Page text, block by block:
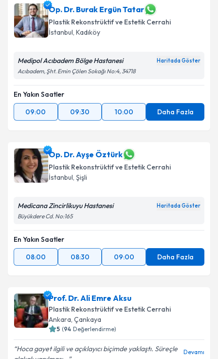
Op. Dr. Burak Ergün Tatar
Plastik Rekonstrüktif ve Estetik Cerrahi
İstanbul, Kadıköy
Medipol Acıbadem Bölge Hastanesi Haritada Göster
Acıbadem, Şht. Emin Çölen Sokağı No:4, 34718
En Yakın Saatler
09:00
09:30 10:00 Daha Fazla
Op. Dr. Ayşe Öztürk
Plastik Rekonstrüktif ve Estetik Cerrahi
İstanbul, Şişli
Medicana Zincirlikuyu Hastanesi Haritada Göster
Büyükdere Cd. No:165
En Yakın Saatler
08:00
08:30 09:00 Daha Fazla
Prof. Dr. Ali Emre Aksu
Plastik Rekonstrüktif ve Estetik Cerrahi
Ankara, Çankaya
5 (94 Değerlendirme)
Hoca gayet ilgili ve açıklayıcı biçimde yaklaştı. Süreçle
Devamı